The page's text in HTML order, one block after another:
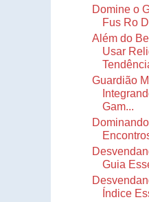
Domine o
Fus Ro
Além do
Usar
Guardião
Gam...
Guia
Índice